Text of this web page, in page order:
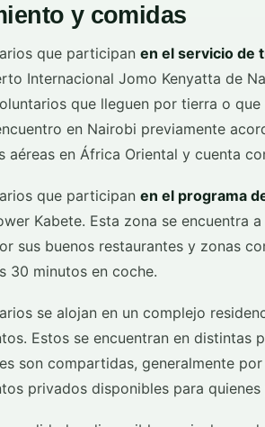
y comidas
que participan en el servicio de
Internacional Jomo Kenyatta de
que lleguen por tierra o
en Nairobi previamente
aéreas en África Oriental y cuenta
que participan en el programa
Kabete. Esta zona se encuentra
sus buenos restaurantes y zonas
30 minutos en coche.
se alojan en un complejo
Estos se encuentran en distintas
son compartidas, generalmente
privados disponibles para